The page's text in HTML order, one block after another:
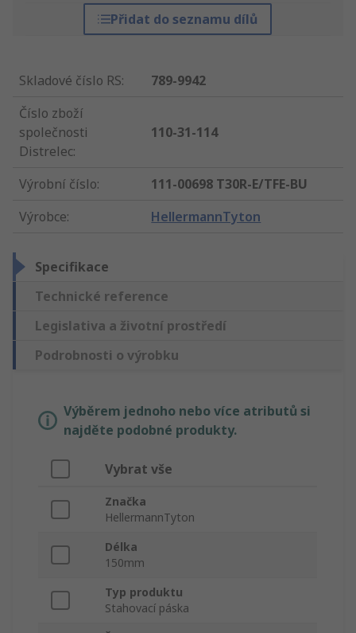
Přidat do seznamu dílů
Skladové číslo RS:
789-9942
Číslo zboží
společnosti
Distrelec:
110-31-114
Výrobní číslo:
111-00698 T30R-E/TFE-BU
Výrobce: HellermannTyton
Specifikace
Technické reference
Legislativa a životní prostředí
Podrobnosti o výrobku
Výběrem jednoho nebo více atributů si
najděte podobné produkty.
Vybrat vše
Značka
HellermannTyton
Délka
150mm
Typ produktu
Stahovací páska